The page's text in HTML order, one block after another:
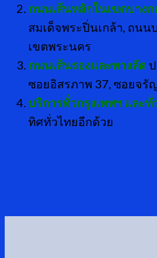
ถนนเส้นหลักในเขตบาง
สมเด็จพระปิ่นเกล้า, ถน
เขตพระนคร
ถนนเส้นรองและทางลัด
ซอยอิสรภาพ 37, ซอยจรั
บริการทั่วกรุงเทพฯ และทั่
ทิศทั่วไทยอีกด้วย